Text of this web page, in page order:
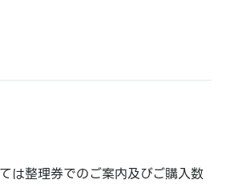
は整理券でのご案内及びご購入数